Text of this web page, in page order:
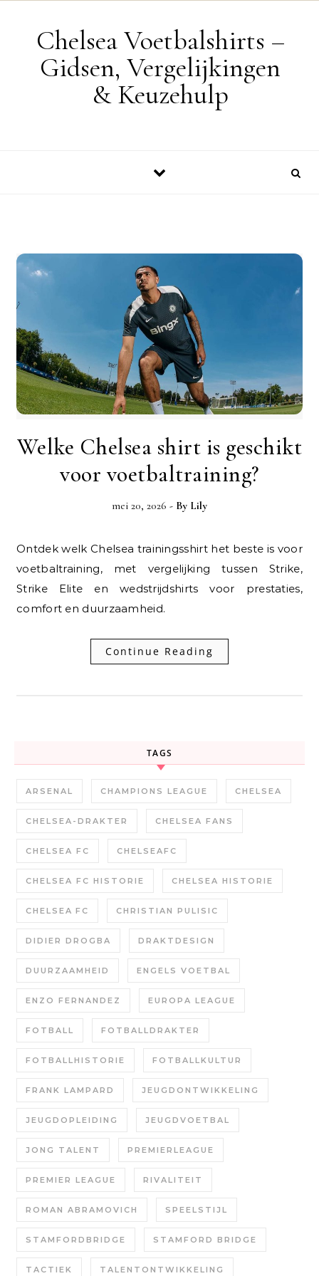
Chelsea Voetbalshirts –
Gidsen, Vergelijkingen
& Keuzehulp
Welke Chelsea shirt is geschikt
voor voetbaltraining?
mei 20, 2026 - By Lily
Ontdek welk Chelsea trainingsshirt het beste is voor
voetbaltraining, met vergelijking tussen Strike,
Strike Elite en wedstrijdshirts voor prestaties,
comfort en duurzaamheid.
Continue Reading
TAGS
ARSENAL CHAMPIONS LEAGUE CHELSEA
CHELSEA-DRAKTER CHELSEA FANS
CHELSEA FC CHELSEAFC
CHELSEA FC HISTORIE CHELSEA HISTORIE
CHELSEA FC CHRISTIAN PULISIC
DIDIER DROGBA DRAKTDESIGN
DUURZAAMHEID ENGELS VOETBAL
ENZO FERNANDEZ EUROPA LEAGUE
FOTBALL FOTBALLDRAKTER
FOTBALLHISTORIE FOTBALLKULTUR
FRANK LAMPARD JEUGDONTWIKKELING
JEUGDOPLEIDING JEUGDVOETBAL
JONG TALENT PREMIERLEAGUE
PREMIER LEAGUE RIVALITEIT
ROMAN ABRAMOVICH SPEELSTIJL
STAMFORDBRIDGE STAMFORD BRIDGE
TACTIEK TALENTONTWIKKELING